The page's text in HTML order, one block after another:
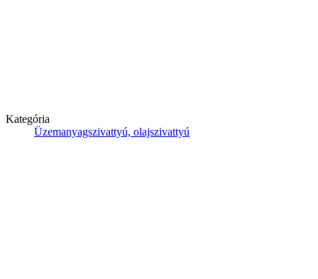
Kategória
Üzemanyagszivattyú, olajszivattyú